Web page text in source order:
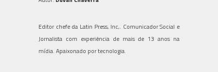
Editor chefe da Latin Press, Inc,. Comunicador Social e
Jornalista com experiência de mais de 13 anos na
mídia. Apaixonado por tecnologia.